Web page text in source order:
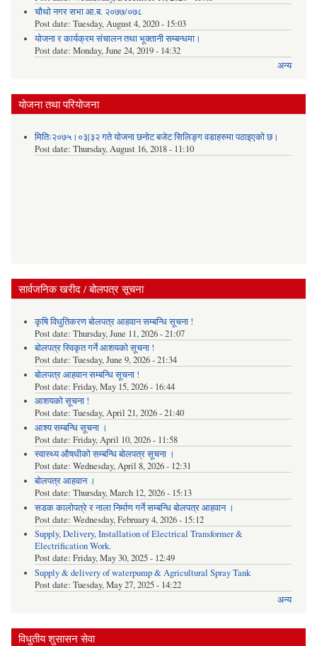
चौथो नगर सभा आ.ब. २०७७/०७८
Post date: Tuesday, August 4, 2020 - 15:03
योजना र कार्यक्रम संचालन तथा भूक्तानी सम्बन्धमा।
Post date: Monday, June 24, 2019 - 14:32
अन्य
योजना तथा परियोजना
मितिः२०७५।०३|३२ गते योजना छनोट बजेट सिलिङ्ग वडाहरुमा पठाइएको छ​।
Post date: Thursday, August 16, 2018 - 11:10
सार्वजनिक खरीद / बोलपत्र सूचना
कृषि विधुतिकरण बोलपत्र आहवान सम्बन्धि सूचना !
Post date: Thursday, June 11, 2026 - 21:07
बोलपत्र स्विकृत गर्ने आशयको सूचना !
Post date: Tuesday, June 9, 2026 - 21:34
बोलपत्र आहवान सम्बन्धि सूचना !
Post date: Friday, May 15, 2026 - 16:44
आशयको सूचना !
Post date: Tuesday, April 21, 2026 - 21:40
आश्य सम्बन्धि सूचना ।
Post date: Friday, April 10, 2026 - 11:58
स्वास्थ्य औषधीको सम्बन्धि बोलपत्र सूचना ।
Post date: Wednesday, April 8, 2026 - 12:31
बोलपत्र आहवान ।
Post date: Thursday, March 12, 2026 - 15:13
सडक कालोपत्रे र नाला निर्माण गर्ने सम्बन्धि बोलपत्र आहवान ।
Post date: Wednesday, February 4, 2026 - 15:12
Supply, Delivery, Installation of Electrical Transformer &
Electrification Work.
Post date: Friday, May 30, 2025 - 12:49
Supply & delivery of waterpump & Agricultural Spray Tank
Post date: Tuesday, May 27, 2025 - 14:22
अन्य
विधुतीय शुसासन सेवा